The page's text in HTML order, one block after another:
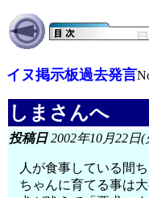
イヌ掲示板過去発言
しまさんへ
投稿日2002年10月22日(
人が食事している間
ちゃんに育てる事は大